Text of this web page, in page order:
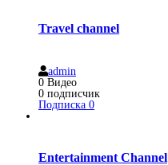
Travel channel
admin
0 Видео
0 подписчик
Подписка 0
Entertainment Channel